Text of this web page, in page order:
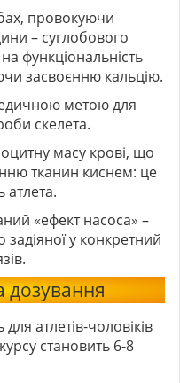
провокуючи
– суглобового
функціональність
засвоєнню кальцію.
метою для
скелета.
масу крові, що
тканин киснем: це
атлета.
«ефект насоса» –
у конкретний
дозування
атлетів-чоловіків
становить 6-8